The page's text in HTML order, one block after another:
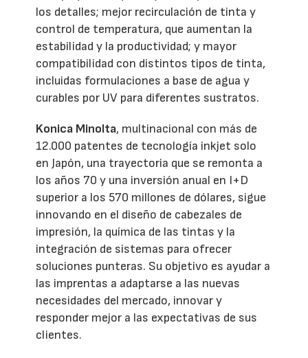
los detalles; mejor recirculación de tinta y
control de temperatura, que aumentan la
estabilidad y la productividad; y mayor
compatibilidad con distintos tipos de tinta,
incluidas formulaciones a base de agua y
curables por UV para diferentes sustratos.
Konica Minolta, multinacional con más de
12.000 patentes de tecnología inkjet solo
en Japón, una trayectoria que se remonta a
los años 70 y una inversión anual en I+D
superior a los 570 millones de dólares, sigue
innovando en el diseño de cabezales de
impresión, la química de las tintas y la
integración de sistemas para ofrecer
soluciones punteras. Su objetivo es ayudar a
las imprentas a adaptarse a las nuevas
necesidades del mercado, innovar y
responder mejor a las expectativas de sus
clientes.